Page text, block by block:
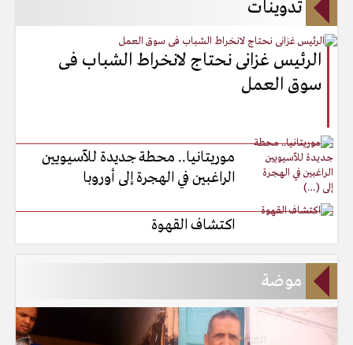
تدوينات
الرئيس غزانى نحتاج لانخراط الشباب فى
سوق العمل
موريتانيا.. محطة جديدة للآسيويين
الراغبين في الهجرة إلى أوروبا
اكتشاف القهوة
موضة